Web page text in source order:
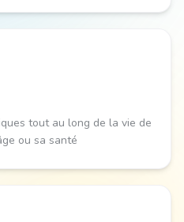
tout au long de la vie de
ou sa santé